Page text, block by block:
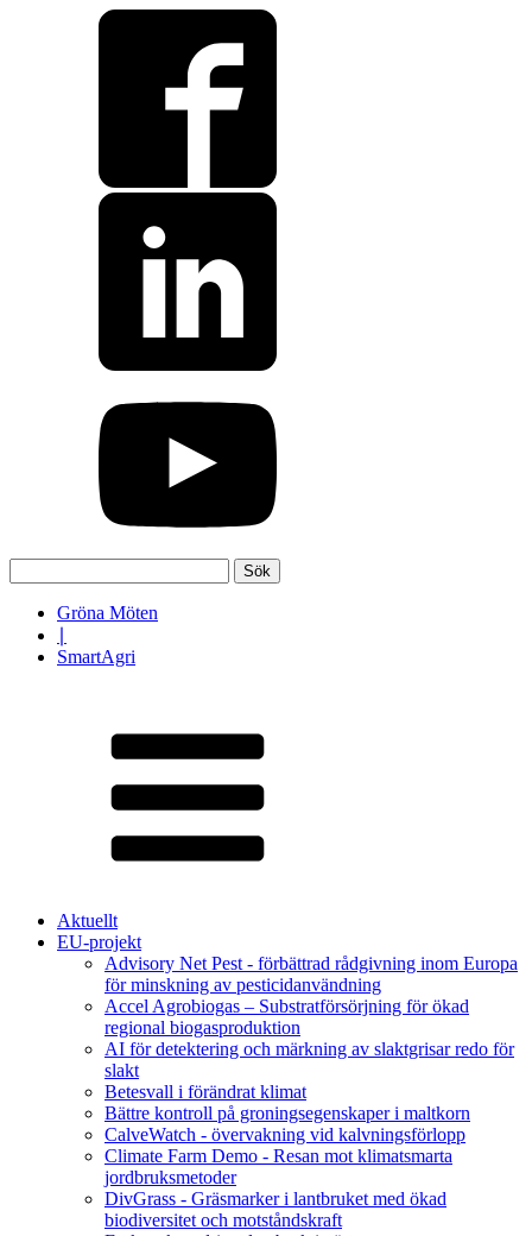
efter:
Gröna Möten
SmartAgri
Aktuellt
EU-projekt
Advisory Net Pest - förbättrad rådgivning inom Europa
för minskning av pesticidanvändning
Accel Agrobiogas – Substratförsörjning för ökad
regional biogasproduktion
AI för detektering och märkning av slaktgrisar redo för
slakt
Betesvall i förändrat klimat
Bättre kontroll på groningsegenskaper i maltkorn
CalveWatch - övervakning vid kalvningsförlopp
Climate Farm Demo - Resan mot klimatsmarta
jordbruksmetoder
DivGrass - Gräsmarker i lantbruket med ökad
biodiversitet och motståndskraft